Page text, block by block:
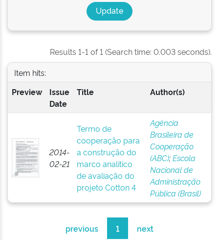
Results 1-1 of 1 (Search time: 0.003 seconds).
Item hits:
Preview
Issue
Date
Title Author(s)
2014-
02-21
Termo de
cooperação para
a construção do
marco analítico
de avaliação do
projeto Cotton 4
Agência
Brasileira de
Cooperação
(ABC);Escola
Nacional de
Administração
Pública (Brasil)
previous 1 next